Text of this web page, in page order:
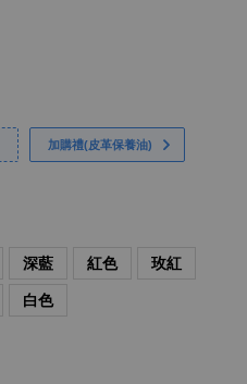
加購禮(皮革保養油)
深藍 紅色 玫紅
白色